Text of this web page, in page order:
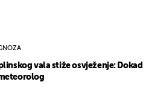
vala stiže osvježenje: Dokad